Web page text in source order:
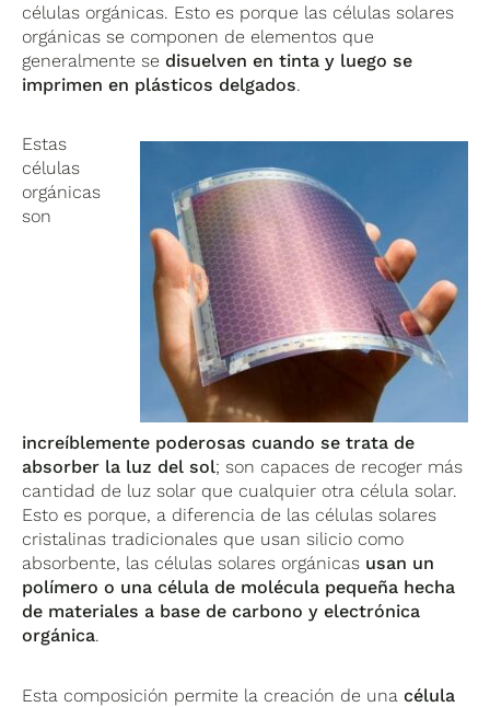
células orgánicas. Esto es porque las células solares
orgánicas se componen de elementos que
generalmente se disuelven en tinta y luego se
imprimen en plásticos delgados.
Estas
células
orgánicas
son
increíblemente poderosas cuando se trata de
absorber la luz del sol; son capaces de recoger más
cantidad de luz solar que cualquier otra célula solar.
Esto es porque, a diferencia de las células solares
cristalinas tradicionales que usan silicio como
absorbente, las células solares orgánicas usan un
polímero o una célula de molécula pequeña hecha
de materiales a base de carbono y electrónica
orgánica.
Esta composición permite la creación de unacélula